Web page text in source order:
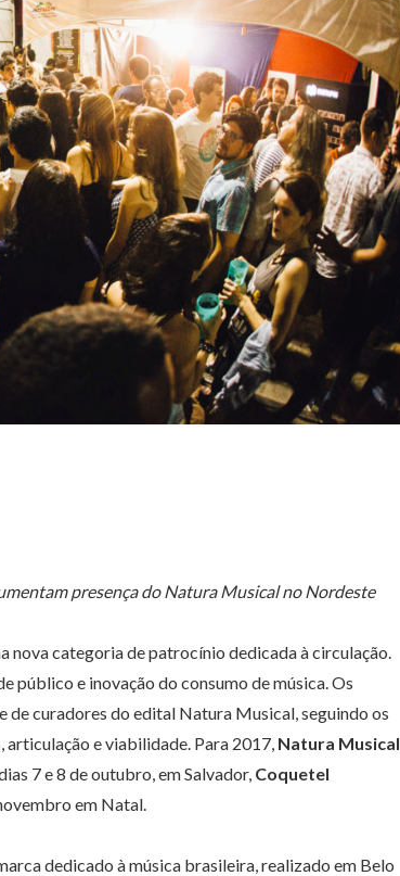
presença do Natura Musical no Nordeste
nova categoria de patrocínio dedicada à circulação.
público e inovação do consumo de música. Os
curadores do edital Natura Musical, seguindo os
e viabilidade. Para 2017, Natura Musical
7 e 8 de outubro, em Salvador, Coquetel
em Natal.
dedicado à música brasileira, realizado em Belo